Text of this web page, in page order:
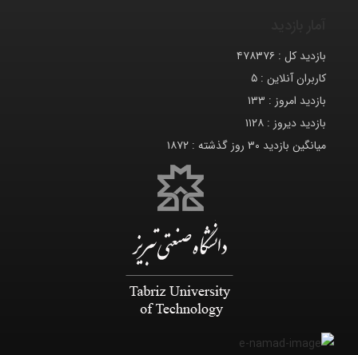
بازدید کل : ۴۷۸۳۷۶
کاربران آنلاین : ۵
بازدید امروز : ۱۳۳
بازدید دیروز : ۱۱۲۸
میانگین بازدید ۳۰ روز گذشته :
۱۸۷۲